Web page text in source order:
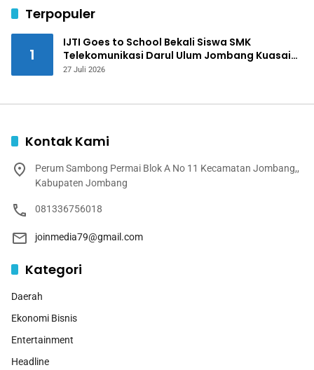
Terpopuler
1
IJTI Goes to School Bekali Siswa SMK
Telekomunikasi Darul Ulum Jombang Kuasai
Jurnalistik Digital
27 Juli 2026
Kontak Kami
Perum Sambong Permai Blok A No 11 Kecamatan Jombang,,
Kabupaten Jombang
081336756018
joinmedia79@gmail.com
Kategori
Daerah
Ekonomi Bisnis
Entertainment
Headline